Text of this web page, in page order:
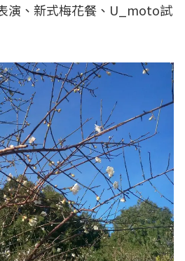
演、新式梅花餐、U_moto試